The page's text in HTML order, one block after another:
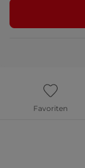
Favoriten